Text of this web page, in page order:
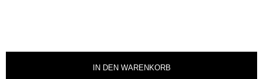
IN DEN WARENKORB